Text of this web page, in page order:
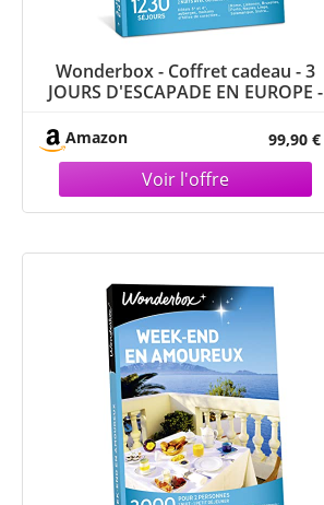
Wonderbox - Coffret cadeau - 3
JOURS D'ESCAPADE EN EUROPE -
Rome, Lisbonne, Porto, Liège,
Amazon 99,90 €